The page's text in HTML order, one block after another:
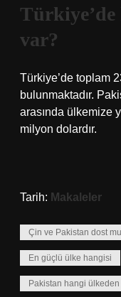
Türkiye’de
var?
Türkiye’de toplam
bulunmaktadır.
arasında ülkemize
milyon dolardır.
Tarih: Makaleler
Çin ve Pakistan dost mu
En güçlü ülke hangisi
Pakistan hangi ülkeden